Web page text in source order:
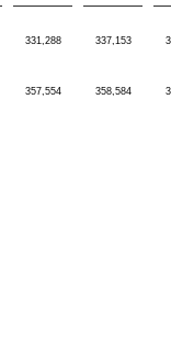
331,288 337,153
357,554 358,584